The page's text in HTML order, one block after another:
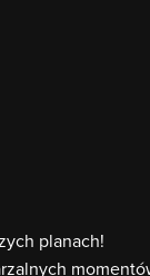
planach!